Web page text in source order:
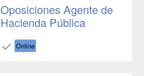
Oposiciones Agente de
Hacienda Pública
Online